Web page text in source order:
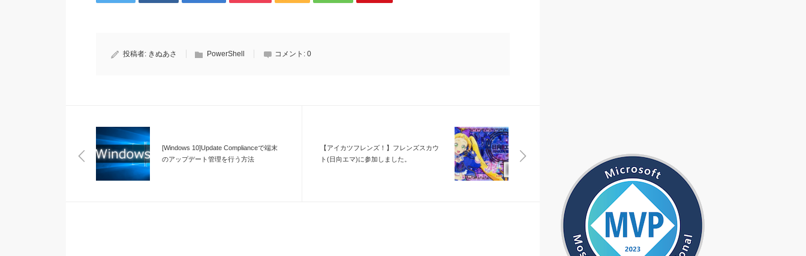
投稿者: きぬあさ PowerShell コメント: 0
[Windows 10]Update Complianceで端末
のアップデート管理を行う方法
【アイカツフレンズ！】フレンズスカウ
ト(日向エマ)に参加しました。